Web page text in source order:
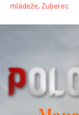
mládeže, Zuberec